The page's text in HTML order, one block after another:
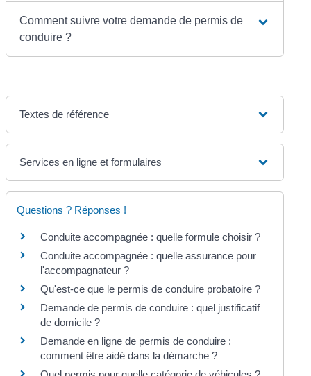
Comment suivre votre demande de permis de
conduire ?
Textes de référence
Services en ligne et formulaires
Questions ? Réponses !
Conduite accompagnée : quelle formule choisir ?
Conduite accompagnée : quelle assurance pour
l'accompagnateur ?
Qu'est-ce que le permis de conduire probatoire ?
Demande de permis de conduire : quel justificatif
de domicile ?
Demande en ligne de permis de conduire :
comment être aidé dans la démarche ?